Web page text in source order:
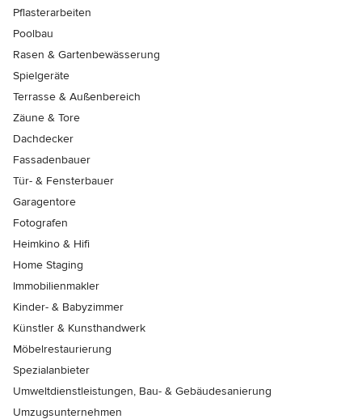
Pflasterarbeiten
Poolbau
Rasen & Gartenbewässerung
Spielgeräte
Terrasse & Außenbereich
Zäune & Tore
Dachdecker
Fassadenbauer
Tür- & Fensterbauer
Garagentore
Fotografen
Heimkino & Hifi
Home Staging
Immobilienmakler
Kinder- & Babyzimmer
Künstler & Kunsthandwerk
Möbelrestaurierung
Spezialanbieter
Umweltdienstleistungen, Bau- & Gebäudesanierung
Umzugsunternehmen